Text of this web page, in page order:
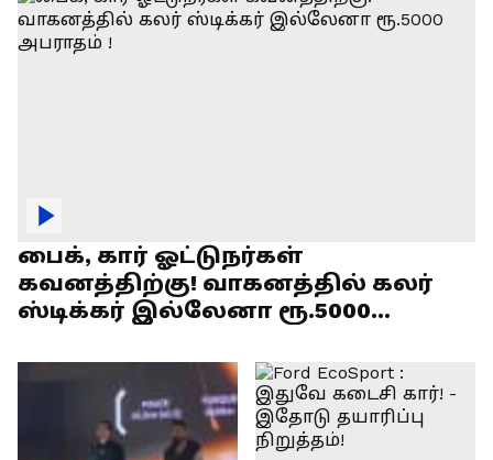
பைக், கார் ஓட்டுநர்கள்
கவனத்திற்கு! வாகனத்தில் கலர்
ஸ்டிக்கர் இல்லேனா ரூ.5000